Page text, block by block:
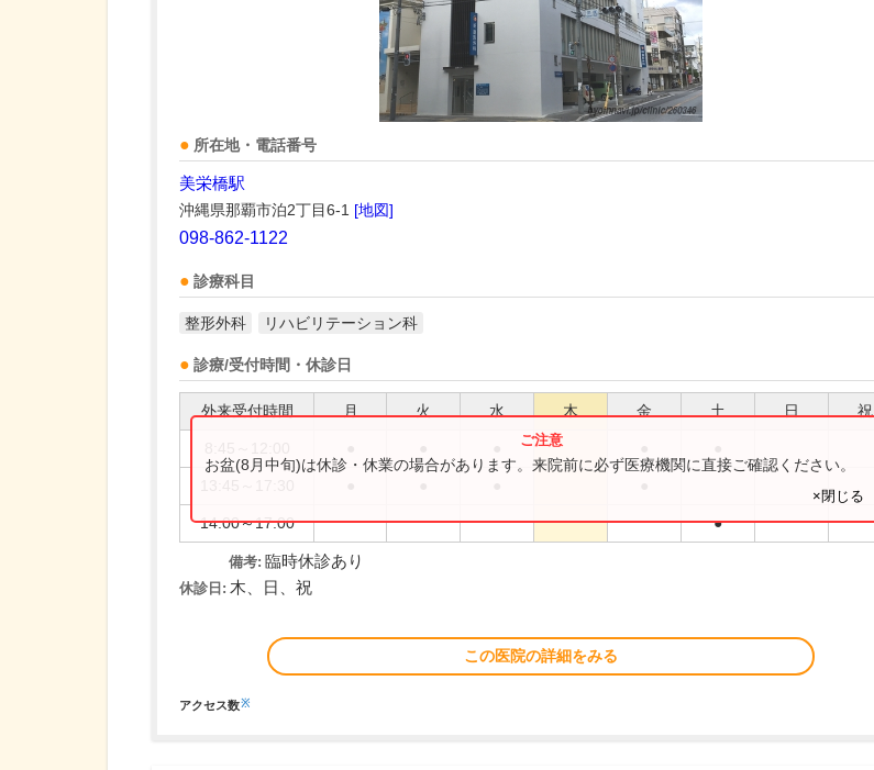
所在地・電話番号
美栄橋駅
沖縄県那覇市泊2丁目6-1 [地図]
098-862-1122
診療科目
整形外科 リハビリテーション科
診療/受付時間・休診日
外来受付時間 月 火 水 木 金 土 日 祝
14:00～17:00 ●
お盆(8月中旬)は休診・休業の場合があります。来院前に必ず医療機関に直接ご確認ください。
×閉じる
備考: 臨時休診あり
休診日: 木、日、祝
この医院の詳細をみる
アクセス数※